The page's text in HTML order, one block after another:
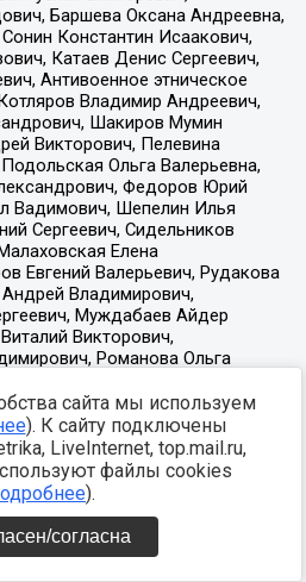
сайта мы используем
). К сайту подключены
LiveInternet, top.mail.ru,
файлы cookies
).
согласна